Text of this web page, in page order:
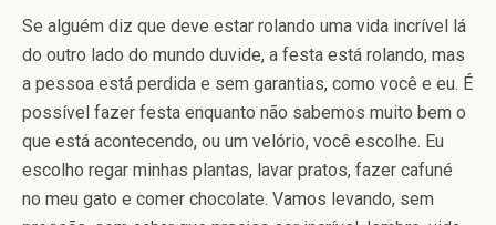
Se alguém diz que deve estar rolando uma vida incrível lá
do outro lado do mundo duvide, a festa está rolando, mas
a pessoa está perdida e sem garantias, como você e eu. É
possível fazer festa enquanto não sabemos muito bem o
que está acontecendo, ou um velório, você escolhe. Eu
escolho regar minhas plantas, lavar pratos, fazer cafuné
no meu gato e comer chocolate. Vamos levando, sem